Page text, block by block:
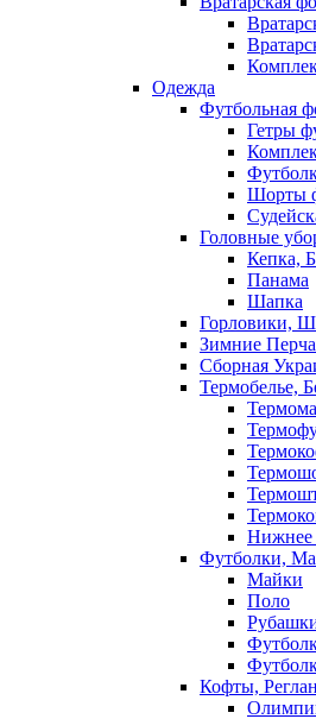
Одежда
Футбольная
Гетры
Шорты
Головные
Кепка,
Панама
Шапка
Горловики,
Зимние
Сборная
Термобелье,
Нижнее
Футболки,
Майки
Поло
Кофты,